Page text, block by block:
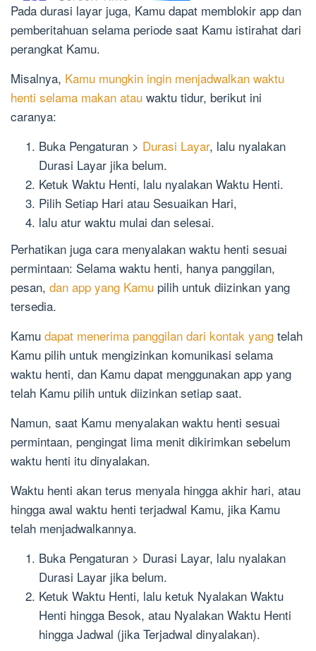
Pada durasi layar juga, Kamu dapat memblokir app dan
pemberitahuan selama periode saat Kamu istirahat dari
perangkat Kamu.
Misalnya, Kamu mungkin ingin menjadwalkan waktu
henti selama makan atau waktu tidur, berikut ini
caranya:
Buka Pengaturan > Durasi Layar, lalu nyalakan
Durasi Layar jika belum.
Ketuk Waktu Henti, lalu nyalakan Waktu Henti.
Pilih Setiap Hari atau Sesuaikan Hari,
lalu atur waktu mulai dan selesai.
Perhatikan juga cara menyalakan waktu henti sesuai
permintaan: Selama waktu henti, hanya panggilan,
pesan, dan app yang Kamu pilih untuk diizinkan yang
tersedia.
Kamu dapat menerima panggilan dari kontak yang telah
Kamu pilih untuk mengizinkan komunikasi selama
waktu henti, dan Kamu dapat menggunakan app yang
telah Kamu pilih untuk diizinkan setiap saat.
Namun, saat Kamu menyalakan waktu henti sesuai
permintaan, pengingat lima menit dikirimkan sebelum
waktu henti itu dinyalakan.
Waktu henti akan terus menyala hingga akhir hari, atau
hingga awal waktu henti terjadwal Kamu, jika Kamu
telah menjadwalkannya.
Buka Pengaturan > Durasi Layar, lalu nyalakan
Durasi Layar jika belum.
Ketuk Waktu Henti, lalu ketuk Nyalakan Waktu
Henti hingga Besok, atau Nyalakan Waktu Henti
hingga Jadwal (jika Terjadwal dinyalakan).